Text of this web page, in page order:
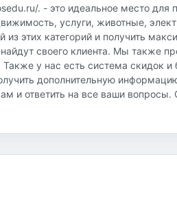
. - это идеальное место для
услуги, животные,
этих категорий и получить
своего клиента. Мы также
у нас есть система скидок и
дополнительную
и ответить на все ваши вопросы.